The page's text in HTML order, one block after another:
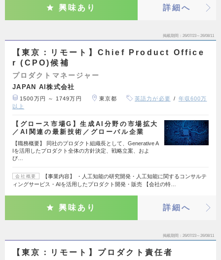
興味あり 詳細へ
掲載期間 26/07/23～26/08/11
【東京：リモート】Chief Product Office
r (CPO)候補
プロダクトマネージャー
JAPAN AI株式会社
1500万円 ～ 1749万円 東京都 英語力が必要
年収600万
以上
【グロース市場G】生成AI分野の市場拡大
／AI関連の最新技術／グローバル企業
【職務概要】 同社のプロダクト組織長として、Generative A
Iを活用したプロダクト全体の方針決定、戦略立案、およ
び…
会社概要
【事業内容】 ・人工知能の研究開発・人工知能に関するコンサルテ
ィングサービス・AIを活用したプロダクト開発・販売 【会社の特…
興味あり 詳細へ
掲載期間 26/07/23～26/08/11
【東京：リモート】プロダクト責任者